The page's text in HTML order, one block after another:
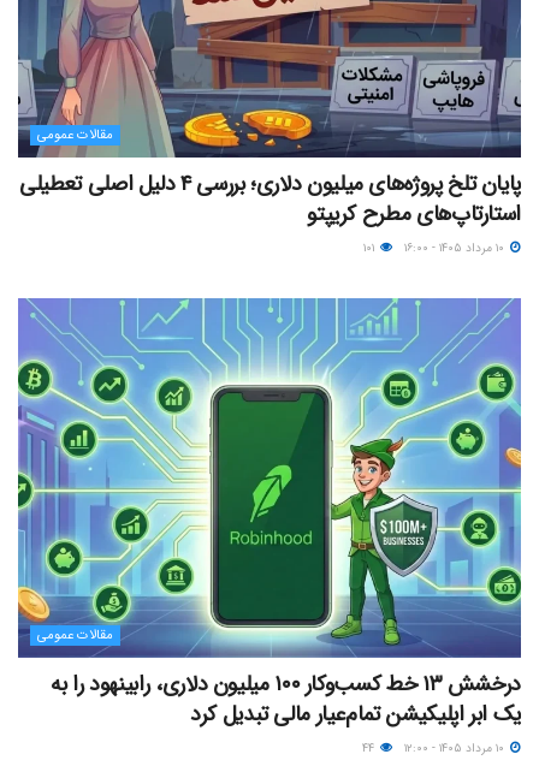
مقالات عمومی
پایان تلخ پروژه‌های میلیون دلاری؛ بررسی ۴ دلیل اصلی تعطیلی
استارتاپ‌های مطرح کریپتو
مقالات عمومی
درخشش ۱۳ خط کسب‌وکار ۱۰۰ میلیون دلاری، رابینهود را به
یک ابر اپلیکیشن تمام‌عیار مالی تبدیل کرد